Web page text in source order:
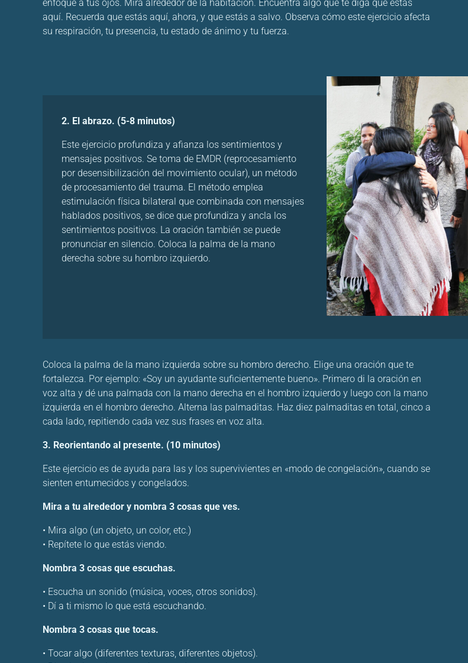
enfoque a tus ojos. Mira alrededor de la habitación. Encuentra algo que te diga que estás
aquí. Recuerda que estás aquí, ahora, y que estás a salvo. Observa cómo este ejercicio afecta
su respiración, tu presencia, tu estado de ánimo y tu fuerza.
2. El abrazo. (5-8 minutos)
Este ejercicio profundiza y afianza los sentimientos y
mensajes positivos. Se toma de EMDR (reprocesamiento
por desensibilización del movimiento ocular), un método
de procesamiento del trauma. El método emplea
estimulación física bilateral que combinada con mensajes
hablados positivos, se dice que profundiza y ancla los
sentimientos positivos. La oración también se puede
pronunciar en silencio. Coloca la palma de la mano
derecha sobre su hombro izquierdo.
Coloca la palma de la mano izquierda sobre su hombro derecho. Elige una oración que te
fortalezca. Por ejemplo: «Soy un ayudante suficientemente bueno». Primero di la oración en
voz alta y dé una palmada con la mano derecha en el hombro izquierdo y luego con la mano
izquierda en el hombro derecho. Alterna las palmaditas. Haz diez palmaditas en total, cinco a
cada lado, repitiendo cada vez sus frases en voz alta.
3. Reorientando al presente. (10 minutos)
Este ejercicio es de ayuda para las y los supervivientes en «modo de congelación», cuando se
sienten entumecidos y congelados.
Mira a tu alrededor y nombra 3 cosas que ves.
• Mira algo (un objeto, un color, etc.)
• Repítete lo que estás viendo.
Nombra 3 cosas que escuchas.
• Escucha un sonido (música, voces, otros sonidos).
• Dí a ti mismo lo que está escuchando.
Nombra 3 cosas que tocas.
• Tocar algo (diferentes texturas, diferentes objetos).